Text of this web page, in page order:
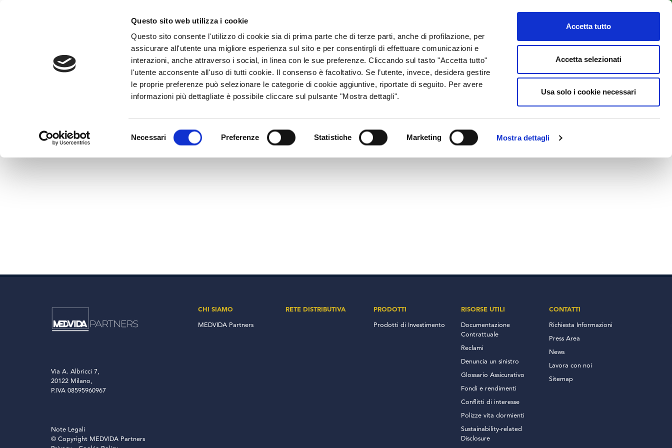
Questo sito web utilizza i cookie
Questo sito consente l'utilizzo di cookie sia di prima parte che di terze parti, anche di profilazione, per
assicurare all'utente una migliore esperienza sul sito e per consentirgli di effettuare comunicazioni e
interazioni, anche attraverso i social, in linea con le sue preferenze. Cliccando sul tasto "Accetta tutto"
l'utente acconsente all'uso di tutti cookie. Il consenso è facoltativo. Se l’utente, invece, desidera gestire
le proprie preferenze può selezionare le categorie di cookie aggiuntive, riportate di seguito. Per avere
informazioni più dettagliate è possibile cliccare sul pulsante "Mostra dettagli".
Necessari Preferenze Statistiche Marketing Mostra dettagli
Accetta tutto
Accetta selezionati
Usa solo i cookie necessari
CHI SIAMO RETE DISTRIBUTIVA PRODOTTI RISORSE UTILI NEWS & BLOG CONTATTI
Home>
CLIP 4 Bonus 4
Via A. Albricci 7,
20122 Milano,
P.IVA 08595960967
Note Legali
© Copyright MEDVIDA Partners
CHI SIAMO
MEDVIDA Partners
RETE DISTRIBUTIVA PRODOTTI
Prodotti di Investimento
RISORSE UTILI
Documentazione
Contrattuale
Reclami
Denuncia un sinistro
Glossario Assicurativo
Fondi e rendimenti
Conflitti di interesse
Polizze vita dormienti
Sustainability-related
Disclosure
CONTATTI
Richiesta Informazioni
Press Area
News
Lavora con noi
Sitemap